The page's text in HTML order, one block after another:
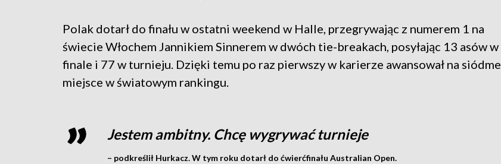
Polak dotarł do finału w ostatni weekend w Halle, przegrywając z numerem 1 na
świecie Włochem Jannikiem Sinnerem w dwóch tie-breakach, posyłając 13 asów w
finale i 77 w turnieju. Dzięki temu po raz pierwszy w karierze awansował na siódme
miejsce w światowym rankingu.
Jestem ambitny. Chcę wygrywać turnieje
– podkreślił Hurkacz. W tym roku dotarł do ćwierćfinału Australian Open.